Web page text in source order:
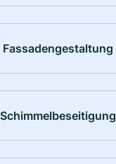
Fassadengestaltung
Schimmelbeseitigung